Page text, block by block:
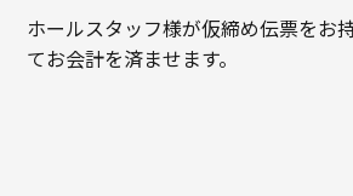
ホールスタッフ様が仮締め伝票をお
てお会計を済ませます。